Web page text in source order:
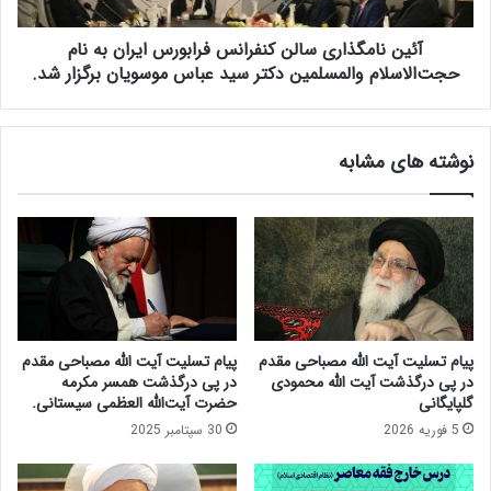
ر
ت
م
ر
ی
د
ر
ه
ی
ئ
ت
ع
ا
ل
ی
ذ
س
ل
ن
ف
ر
ا
ن
س
ف
ر
ب
و
ر
آئین نامگذاری سالن کنفرانس فرابورس ایران به نام
حجت‌الاسلام والمسلمین دکتر سید عباس موسویان برگزار شد.
نوشته های مشابه
پیام تسلیت آیت الله مصباحی مقدم
در پی درگذشت آیت الله محمودی
گلپایگانی
5 فوریه 2026
پیام تسلیت آیت الله مصباحی مقدم
در پی درگذشت همسر مکرمه
حضرت آیت‌الله العظمی سیستانی.
30 سپتامبر 2025